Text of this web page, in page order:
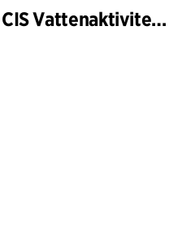
Nordhavnsøerne - CIS Vattenaktiviteter